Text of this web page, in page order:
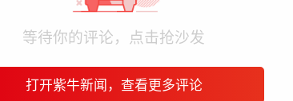
等待你的评论，点击抢沙发
打开紫牛新闻，查看更多评论